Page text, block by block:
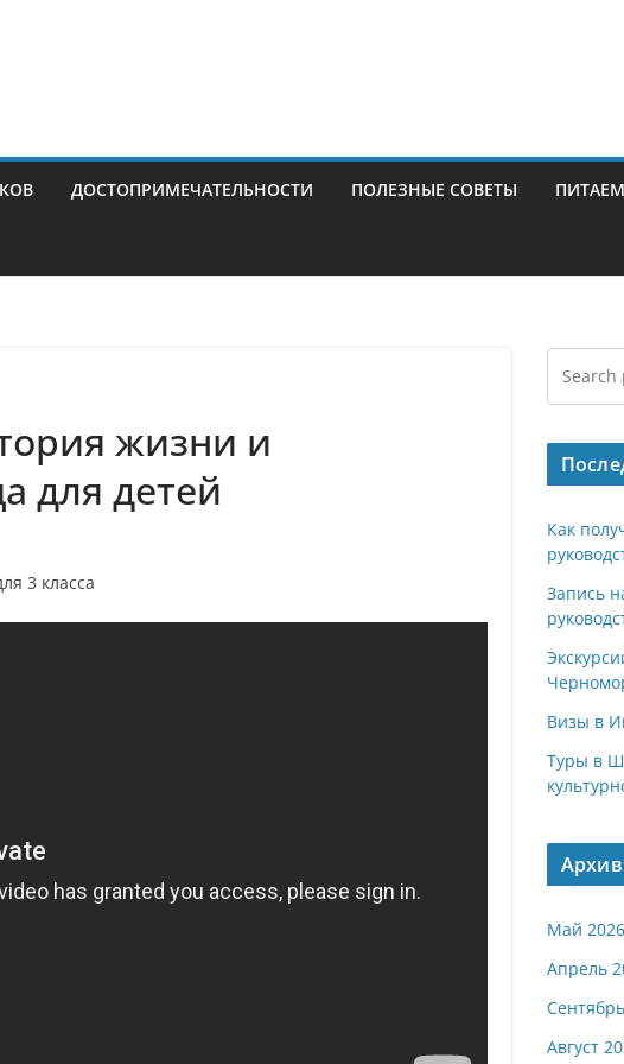
ДОСТОПРИМЕЧАТЕЛЬНОСТИ ПОЛЕЗНЫЕ СОВЕТЫ
жизни и
для детей
Как
Запись
Визы в
Туры в
Архив
Май 2026
Апрель
Август